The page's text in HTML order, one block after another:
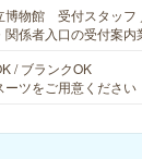
物館 受付スタッフ
関係者入口の受付案
/ ブランクOK
ーツをご用意ください